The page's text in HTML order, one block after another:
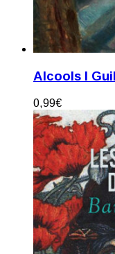
Alcools I
0,99€